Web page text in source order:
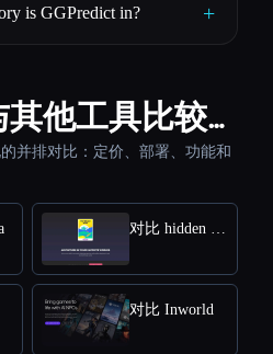
is GGPredict in? +
其他工具比较…
并排对比：定价、部署、功能和
对比 Inworld